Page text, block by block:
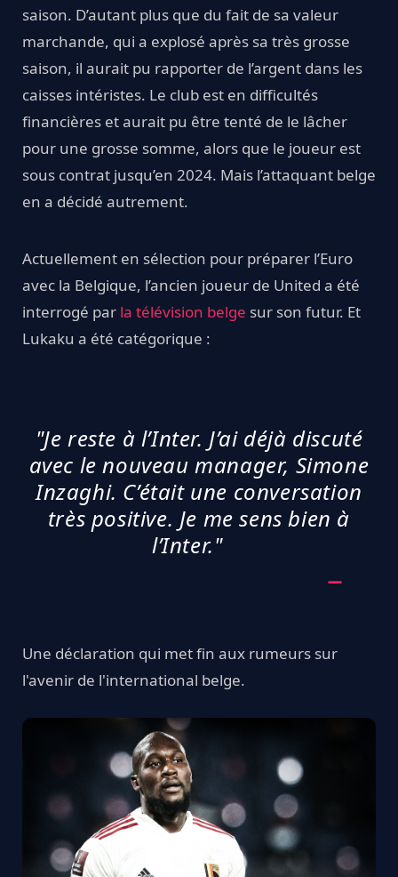
saison. D’autant plus que du fait de sa valeur
marchande, qui a explosé après sa très grosse
saison, il aurait pu rapporter de l’argent dans les
caisses intéristes. Le club est en difficultés
financières et aurait pu être tenté de le lâcher
pour une grosse somme, alors que le joueur est
sous contrat jusqu’en 2024. Mais l’attaquant belge
en a décidé autrement.
Actuellement en sélection pour préparer l’Euro
avec la Belgique, l’ancien joueur de United a été
interrogé par la télévision belge sur son futur. Et
Lukaku a été catégorique :
"Je reste à l’Inter. J’ai déjà discuté
avec le nouveau manager, Simone
Inzaghi. C’était une conversation
très positive. Je me sens bien à
l’Inter."
Une déclaration qui met fin aux rumeurs sur
l'avenir de l'international belge.